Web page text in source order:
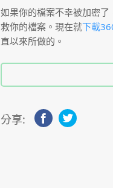
如果你的檔案不幸被加密
救你的檔案。現在就下載
直以來所做的。
分享: